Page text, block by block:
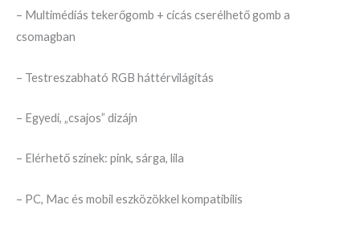
– Multimédiás tekerőgomb + cicás cserélhető gomb a
csomagban
– Testreszabható RGB háttérvilágítás
– Egyedi, „csajos” dizájn
– Elérhető színek: pink, sárga, lila
– PC, Mac és mobil eszközökkel kompatibilis